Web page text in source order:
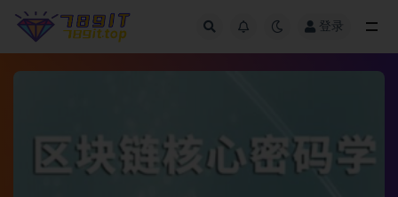
登录